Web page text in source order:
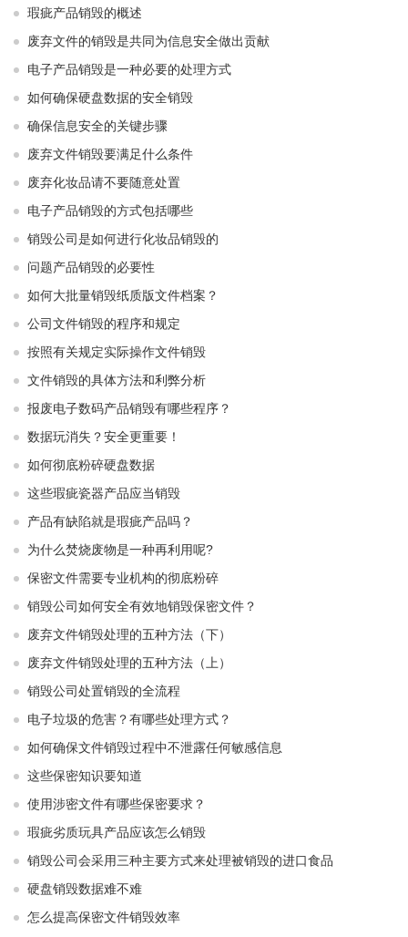
瑕疵产品销毁的概述
废弃文件的销毁是共同为信息安全做出贡献
电子产品销毁是一种必要的处理方式
如何确保硬盘数据的安全销毁
确保信息安全的关键步骤
废弃文件销毁要满足什么条件
废弃化妆品请不要随意处置
电子产品销毁的方式包括哪些
销毁公司是如何进行化妆品销毁的
问题产品销毁的必要性
如何大批量销毁纸质版文件档案？
公司文件销毁的程序和规定
按照有关规定实际操作文件销毁
文件销毁的具体方法和利弊分析
报废电子数码产品销毁有哪些程序？
数据玩消失？安全更重要！
如何彻底粉碎硬盘数据
这些瑕疵瓷器产品应当销毁
产品有缺陷就是瑕疵产品吗？
为什么焚烧废物是一种再利用呢?
保密文件需要专业机构的彻底粉碎
销毁公司如何安全有效地销毁保密文件？
废弃文件销毁处理的五种方法（下）
废弃文件销毁处理的五种方法（上）
销毁公司处置销毁的全流程
电子垃圾的危害？有哪些处理方式？
如何确保文件销毁过程中不泄露任何敏感信息
这些保密知识要知道
使用涉密文件有哪些保密要求？
瑕疵劣质玩具产品应该怎么销毁
销毁公司会采用三种主要方式来处理被销毁的进口食品
硬盘销毁数据难不难
怎么提高保密文件销毁效率